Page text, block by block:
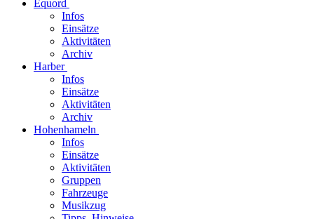
Equord
Infos
Einsätze
Aktivitäten
Archiv
Harber
Infos
Einsätze
Aktivitäten
Archiv
Hohenhameln
Infos
Einsätze
Aktivitäten
Gruppen
Fahrzeuge
Musikzug